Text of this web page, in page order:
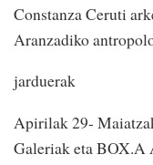
Constanza Ceruti
Aranzadiko
jarduerak
Apirilak 29-
Galeriak eta BOX.A